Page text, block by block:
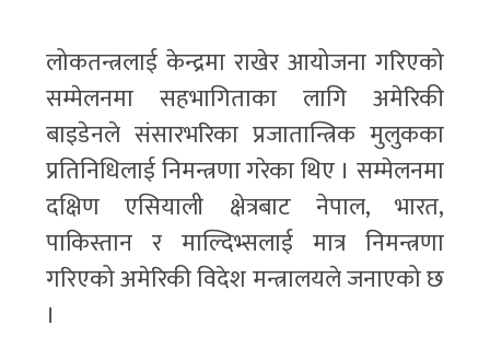
लोकतन्त्रलाई केन्द्रमा राखेर आयोजना गरिएको
सम्मेलनमा सहभागिताका लागि अमेरिकी
बाइडेनले संसारभरिका प्रजातान्त्रिक मुलुकका
प्रतिनिधिलाई निमन्त्रणा गरेका थिए । सम्मेलनमा
दक्षिण एसियाली क्षेत्रबाट नेपाल, भारत,
पाकिस्तान र माल्दिभ्सलाई मात्र निमन्त्रणा
गरिएको अमेरिकी विदेश मन्त्रालयले जनाएको छ
।